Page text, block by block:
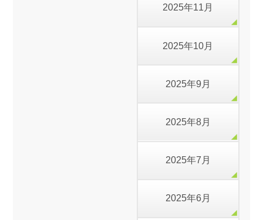
2025年11月
2025年10月
2025年9月
2025年8月
2025年7月
2025年6月